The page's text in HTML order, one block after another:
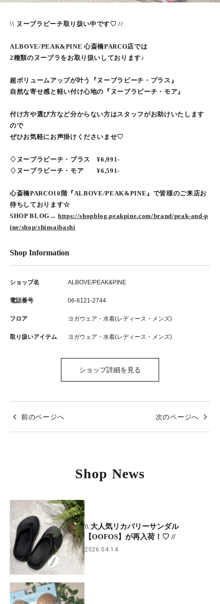
\\ ヌーブラビーチ取り扱い中です♡ //
ALBOVE/PEAK&PINE 心斎橋PARCO店では
2種類のヌーブラをお取り扱いしております♪
超ボリュームアップが叶う『ヌーブラビーチ・プラス』
自然な寄せ感と軽い付け心地の『ヌーブラビーチ・モア』
付け方や選び方など分からない方はスタッフがお助けいたします
ので
ぜひお気軽にお声掛けくださいませ♡
♢ヌーブラビーチ・プラス ¥6,991-
♢ヌーブラビーチ・モア ¥6,591-
心斎橋PARCO10階『ALBOVE/PEAK&PINE』で皆様のご来店お
待ちしております☆
SHOP BLOG→https://shopblog.peakpine.com/brand/peak-and-p
ine/shop/shinsaibashi
Shop Information
ショップ名 ALBOVE/PEAK&PINE
電話番号 06-6121-2744
フロア ヨガウェア・水着(レディース・メンズ)
取り扱いアイテム ヨガウェア・水着(レディース・メンズ)
ショップ詳細を見る
前のページへ 次のページへ
Shop News
\\ 大人気リカバリーサンダル
【OOFOS】が再入荷！♡ //
2026.04.14